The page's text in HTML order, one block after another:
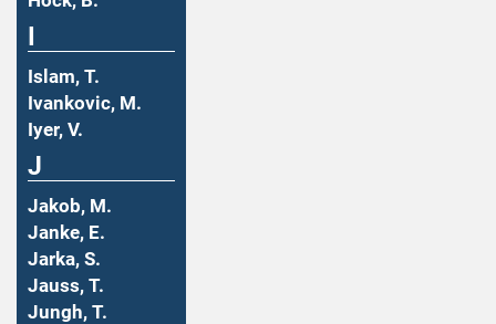
Islam, T.
Ivankovic, M.
Iyer, V.
J
Jakob, M.
Janke, E.
Jarka, S.
Jauss, T.
Jungh, T.